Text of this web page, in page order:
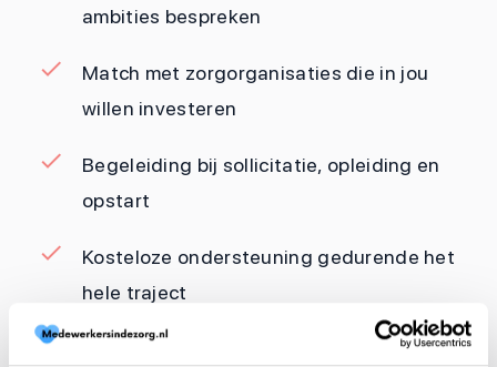
ambities bespreken
Match met zorgorganisaties die in jou
willen investeren
Begeleiding bij sollicitatie, opleiding en
opstart
Kosteloze ondersteuning gedurende het
hele traject